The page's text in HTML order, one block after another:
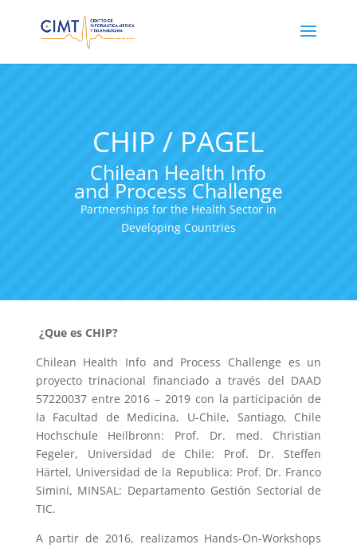
CHIP / PAGEL
Chilean Health Info
and Process Challenge
Partnerships for the Health Sector in
Developing Countries
¿Que es CHIP?
Chilean Health Info and Process Challenge es un
proyecto trinacional financiado a través del DAAD
57220037 entre 2016 – 2019 con la participación de
la Facultad de Medicina, U-Chile, Santiago, Chile
Hochschule Heilbronn: Prof. Dr. med. Christian
Fegeler, Universidad de Chile: Prof. Dr. Steffen
Härtel, Universidad de la Republica: Prof. Dr. Franco
Simini, MINSAL: Departamento Gestión Sectorial de
TIC.
A partir de 2016, realizamos Hands-On-Workshops